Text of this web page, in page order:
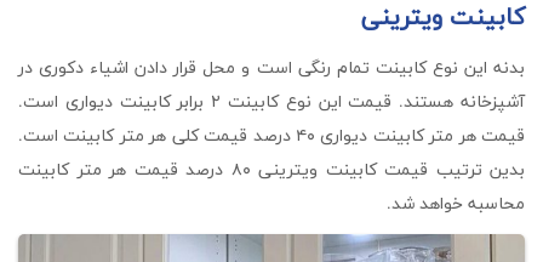
کابینت ویترینی
بدنه این نوع کابینت تمام رنگی است و محل قرار دادن اشیاء دکوری در
آشپزخانه هستند. قیمت این نوع کابینت ۲ برابر کابینت دیواری است.
قیمت هر متر کابینت دیواری ۴۰ درصد قیمت کلی هر متر کابینت است.
بدین ترتیب قیمت کابینت ویترینی ۸۰ درصد قیمت هر متر کابینت
محاسبه خواهد شد.